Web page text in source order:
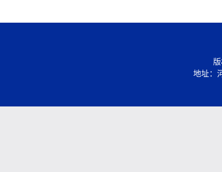
地址：